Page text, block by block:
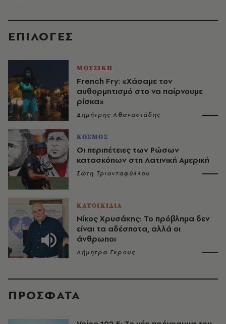
EΠΙΛΟΓΈΣ
ΜΟΥΣΙΚΗ
French Fry: «Χάσαμε τον
αυθορμητισμό στο να παίρνουμε
ρίσκα»
Δημήτρης Αθανασιάδης
ΚΟΣΜΟΣ
Οι περιπέτειες των Ρώσων
κατασκόπων στη Λατινική Αμερική
Σώτη Τριανταφύλλου
ΚΑΤΟΙΚΙΔΙΑ
Νίκος Χρυσάκης: Το πρόβλημα δεν
είναι τα αδέσποτα, αλλά οι
άνθρωποι
Δήμητρα Γκρους
ΠΡΟΣΦΑΤΑ